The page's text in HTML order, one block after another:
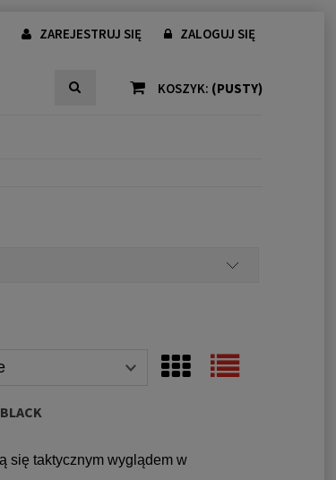
ZAREJESTRUJ SIĘ ZALOGUJ SIĘ
KOSZYK: (PUSTY)
się taktycznym wyglądem w